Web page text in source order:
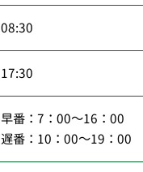
08:30
17:30
早番：7：00～16：00
遅番：10：00～19：00